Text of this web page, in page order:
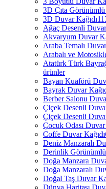
3D Çıta Görünümlü
3D Duvar Kağıdı
Ağaç Desenli Duvar
Akvaryum Duvar
Araba Temalı
Arabalı ve
Atatürk Türk
ürünler
Bayan Kuaförü
Bayrak Duvar
Berber Salonu
Çiçek Desenli
Çiçek Desenli
Çocuk Odası Duvar
Coffe Duvar Kağıdı
Deniz Manzaralı
Derinlik Görünümlü
Doğa Manzara
Doğa Manzaralı
Doğal Taş Duvar
Dünya Haritası